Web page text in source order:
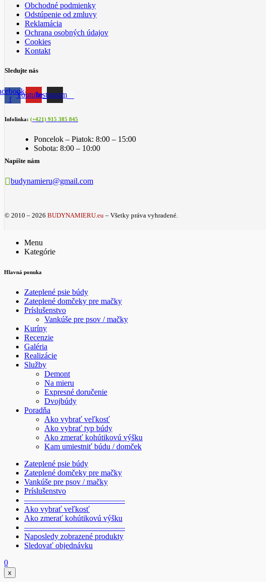
Obchodné podmienky
Odstúpenie od zmluvy
Reklamácia
Ochrana osobných údajov
Cookies
Kontakt
Sledujte nás
f
YoutubeInstagram
Infolinka: (+421) 915 385 845
Poncelok – Piatok: 8:00 – 15:00
Sobota: 8:00 – 10:00
Napíšte nám
budynamieru@gmail.com
© 2010 – 2026 BUDYNAMIERU.eu – Všetky práva vyhradené.
Menu
Kategórie
Hlavná ponuka
Zateplené psie búdy
Zateplené domčeky pre mačky
Príslušenstvo
Vankúše pre psov / mačky
Kuríny
Recenzie
Galéria
Realizácie
Služby
Demont
Na mieru
Expresné doručenie
Dvojbúdy
Poradňa
Ako vybrať veľkosť
Ako vybrať typ búdy
Ako zmerať kohútikovú výšku
Kam umiestniť búdu / domček
Zateplené psie búdy
Zateplené domčeky pre mačky
Vankúše pre psov / mačky
Príslušenstvo
————————————–
Ako vybrať veľkosť
Ako zmerať kohútikovú výšku
————————————–
Naposledy zobrazené produkty
Sledovať objednávku
0
x